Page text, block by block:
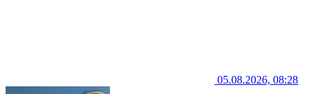
05.08.2026, 08:28